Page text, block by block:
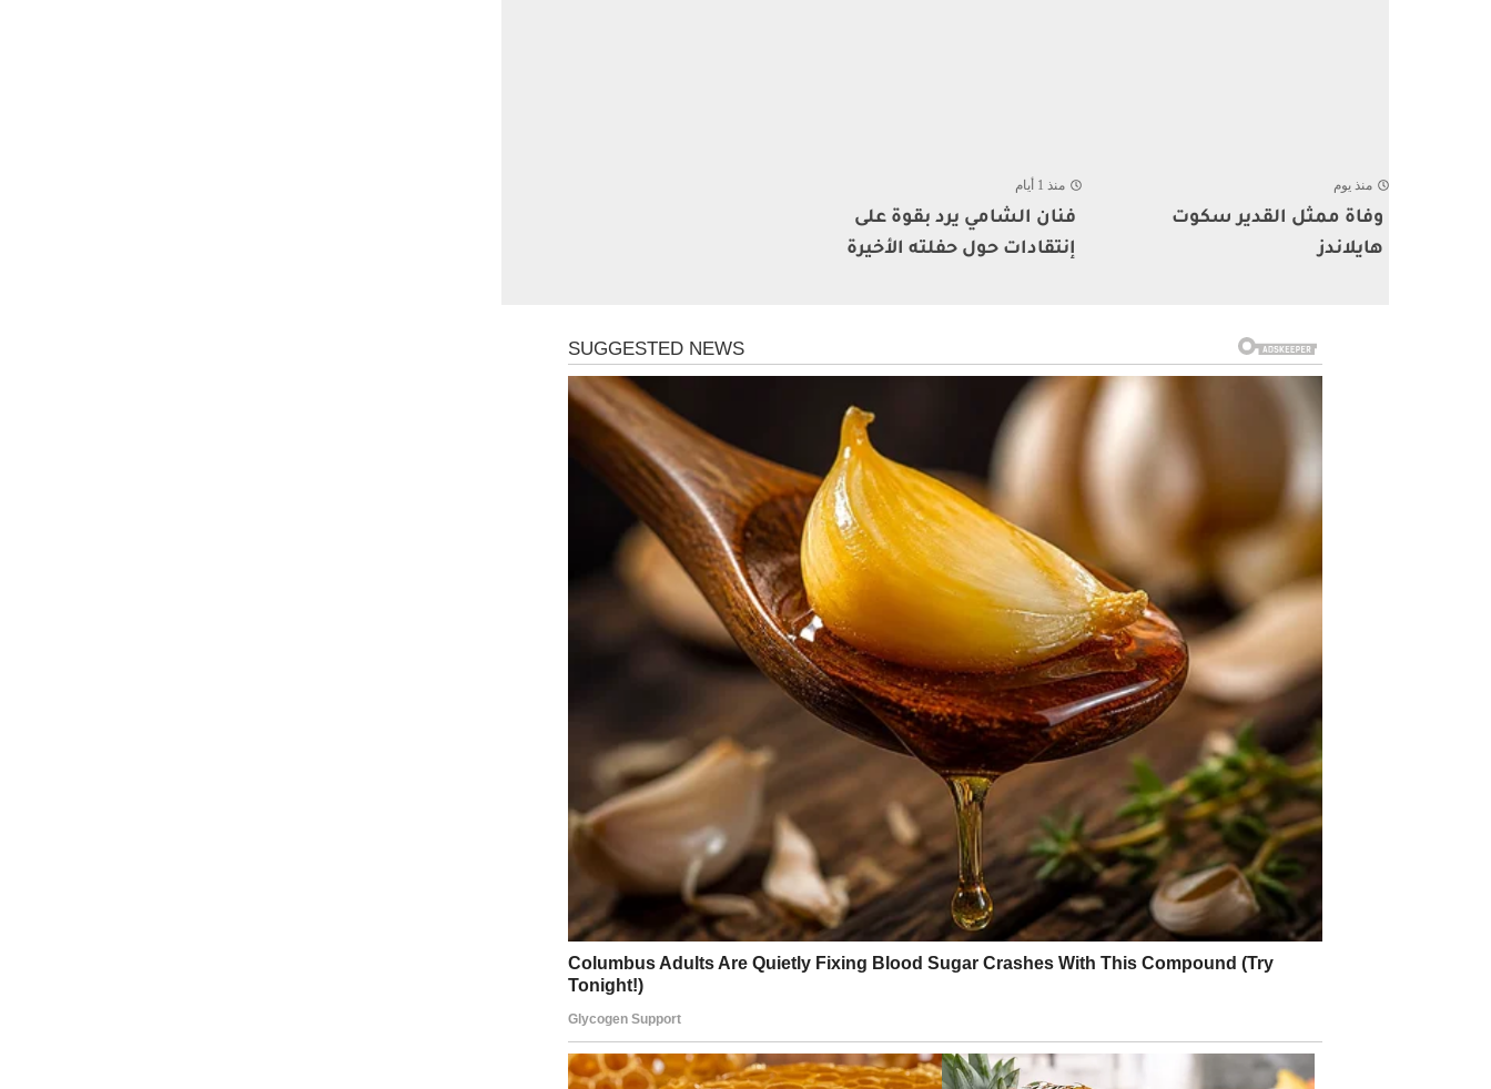
منذ يوم
وفاة ممثل القدير سكوت
هايلاندز
منذ 1 أيام
فنان الشامي يرد بقوة على
إنتقادات حول حفلته الأخيرة